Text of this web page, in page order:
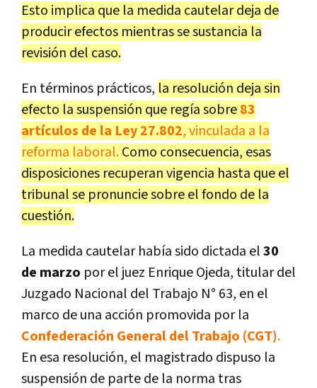
Esto implica que la medida cautelar deja de
producir efectos mientras se sustancia la
revisión del caso.
En términos prácticos, la resolución deja sin
efecto la suspensión que regía sobre83
artículos de la Ley 27.802, vinculada a la
reforma laboral. Como consecuencia, esas
disposiciones recuperan vigencia hasta que el
tribunal se pronuncie sobre el fondo de la
cuestión.
La medida cautelar había sido dictada el30
de marzo por el juez Enrique Ojeda, titular del
Juzgado Nacional del Trabajo N° 63, en el
marco de una acción promovida por la
Confederación General del Trabajo (CGT).
En esa resolución, el magistrado dispuso la
suspensión de parte de la norma tras